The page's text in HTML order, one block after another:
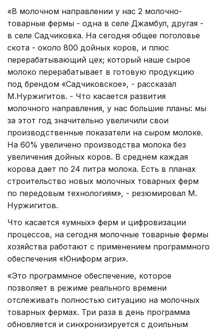
«В молочном направлении у нас 2 молочно-
товарные фермы - одна в селе Джамбул, другая -
в селе Садчиковка. На сегодня общее поголовье
скота - около 800 дойных коров, и плюс
перерабатывающий цех; который наше сырое
молоко перерабатывает в готовую продукцию
под брендом «Садчиковское», - рассказал
М.Нуржигитов. - Что касается развития
молочного направления, у нас большие планы: мы
за этот год значительно увеличили свои
производственные показатели на сыром молоке.
На 60% увеличено производства молока без
увеличения дойных коров. В среднем каждая
корова дает по 24 литра молока. Есть в планах
строительство новых молочных товарных ферм
по передовым технологиям», - резюмировал М.
Нуржигитов.
Что касается «умных» ферм и цифровизации
процессов, на сегодня молочные товарные фермы
хозяйства работают с применением программного
обеспечения «Юниформ агри».
«Это программное обеспечение, которое
позволяет в режиме реального времени
отслеживать полностью ситуацию на молочных
товарных фермах. Три раза в день программа
обновляется и синхронизируется с доильным